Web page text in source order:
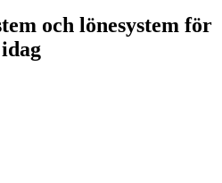
och lönesystem för